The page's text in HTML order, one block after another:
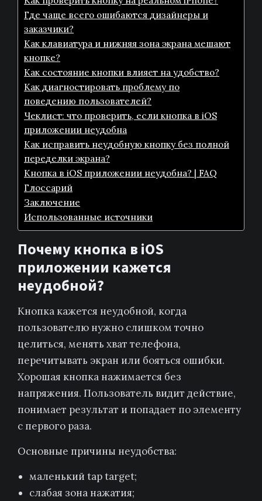
Где чаще всего ошибаются дизайнеры и
заказчики?
Как клавиатура и нижняя зона экрана мешают
кнопке?
Как состояние кнопки влияет на удобство?
Как диагностировать проблему по
поведению пользователей?
Чеклист: что проверить, если кнопка в iOS
приложении неудобна
Как исправить неудобную кнопку без полной
переделки экрана?
Кнопка в iOS приложении неудобна? | FAQ
Глоссарий
Заключение
Использованные источники
Почему кнопка в iOS
приложении кажется
неудобной?
Кнопка кажется неудобной, когда
пользователю нужно слишком точно
целиться, менять хват телефона,
перечитывать экран или бояться ошибки.
Хорошая кнопка нажимается без
напряжения. Пользователь видит действие,
понимает результат и попадает по элементу
с первого раза.
Основные причины неудобства:
маленький tap target;
слабая зона нажатия;